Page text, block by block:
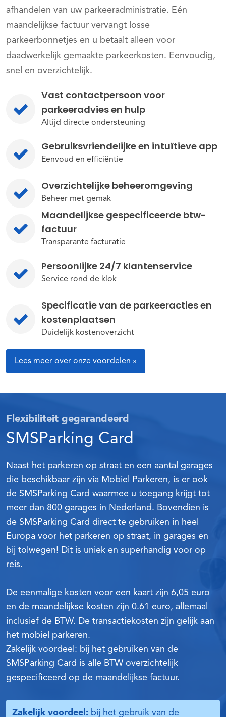
afhandelen van uw parkeeradministratie. Eén
maandelijkse factuur vervangt losse
parkeerbonnetjes en u betaalt alleen voor
daadwerkelijk gemaakte parkeerkosten. Eenvoudig,
snel en overzichtelijk.
Vast contactpersoon voor
parkeeradvies en hulp
Altijd directe ondersteuning
Gebruiksvriendelijke en intuïtieve app
Eenvoud en efficiëntie
Overzichtelijke beheeromgeving
Beheer met gemak
Maandelijkse gespecificeerde btw-
factuur
Transparante facturatie
Persoonlijke 24/7 klantenservice
Service rond de klok
Specificatie van de parkeeracties en
kostenplaatsen
Duidelijk kostenoverzicht
Lees meer over onze voordelen »
Flexibiliteit gegarandeerd
SMSParking Card
Naast het parkeren op straat en een aantal garages
die beschikbaar zijn via Mobiel Parkeren, is er ook
de SMSParking Card waarmee u toegang krijgt tot
meer dan 800 garages in Nederland. Bovendien is
de SMSParking Card direct te gebruiken in heel
Europa voor het parkeren op straat, in garages en
bij tolwegen! Dit is uniek en superhandig voor op
reis.
De eenmalige kosten voor een kaart zijn 6,05 euro
en de maandelijkse kosten zijn 0.61 euro, allemaal
inclusief de BTW. De transactiekosten zijn gelijk aan
het mobiel parkeren.
Zakelijk voordeel: bij het gebruiken van de
SMSParking Card is alle BTW overzichtelijk
gespecificeerd op de maandelijkse factuur.
Zakelijk voordeel: bij het gebruik van de